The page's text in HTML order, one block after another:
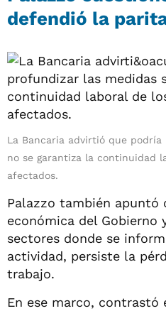
defendió la
La Bancaria advirtió que
no se garantiza la continuidad
afectados.
Palazzo también
económica del Gobierno
sectores donde se
actividad, persiste la
trabajo.
En ese marco, contrastó